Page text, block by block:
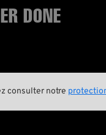
consulter notre
DONE